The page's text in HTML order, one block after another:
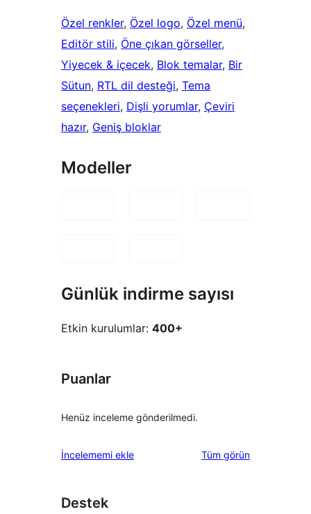
Özel renkler, Özel logo, Özel menü
Editör stili, Öne çıkan görseller
Yiyecek & içecek, Blok temalar, Bir
Sütun, RTL dil desteği, Tema
seçenekleri, Dişli yorumlar, Çeviri
hazır, Geniş bloklar
Modeller
Günlük indirme sayısı
Etkin kurulumlar: 400+
Puanlar
Henüz inceleme gönderilmedi.
İncelememi ekle Tüm değerlendirmeleri
görün
Destek